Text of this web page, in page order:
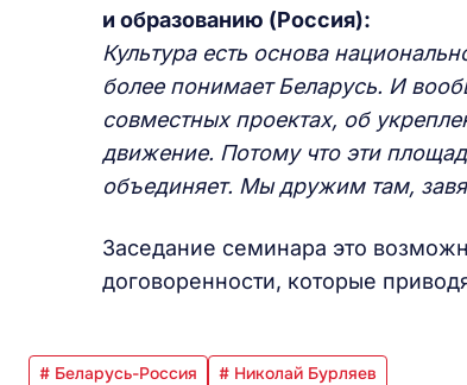
и образованию (Россия):
Культура есть основа
более понимает Беларусь. И
совместных проектах, об
движение. Потому что эти
объединяет. Мы дружим там,
Заседание семинара это
договоренности, которые
# Беларусь-Россия # Николай Бурляев